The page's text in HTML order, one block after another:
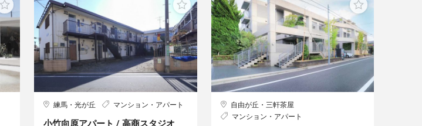
練馬・光が丘 マンション・アパート
小竹向原アパート / 高商スタジオ
自由が丘・三軒茶屋
マンション・アパート